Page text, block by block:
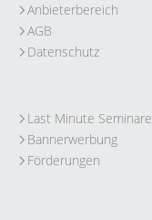
Anbieterbereich
AGB
Datenschutz
Last Minute Seminare
Bannerwerbung
Förderungen